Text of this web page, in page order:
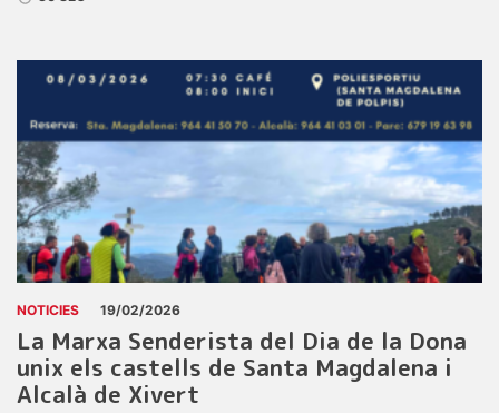
NOTICIES 19/02/2026
La Marxa Senderista del Dia de la Dona
unix els castells de Santa Magdalena i
Alcalà de Xivert